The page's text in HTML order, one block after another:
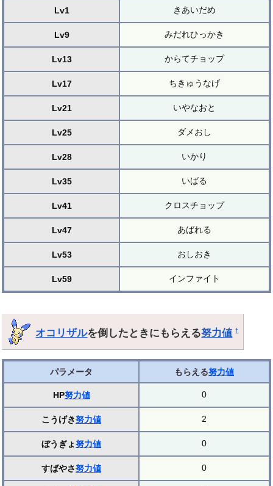
Lv1 きあいだめ
Lv9 みだれひっかき
Lv13 からてチョップ
Lv17 ちきゅうなげ
Lv21 いやなおと
Lv25 ダメおし
Lv28 いかり
Lv35 いばる
Lv41 クロスチョップ
Lv47 あばれる
Lv53 おしおき
Lv59 インファイト
オコリザルを倒したときにもらえる努力値 †
パラメータ もらえる努力値
HP努力値 0
こうげき努力値 2
ぼうぎょ努力値 0
すばやさ努力値 0